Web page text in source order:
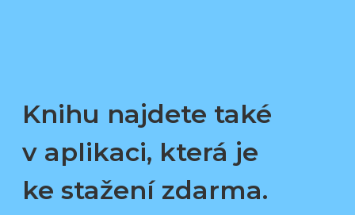
Knihu najdete také
v aplikaci, která je
ke stažení zdarma.